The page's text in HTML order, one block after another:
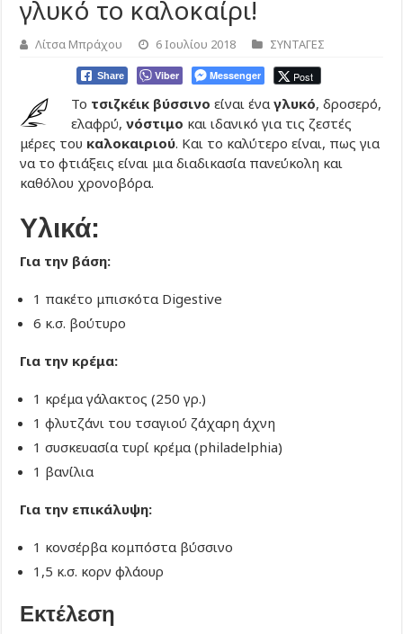
γλυκό το καλοκαίρι!
Λίτσα Μπράχου 6 Ιουλίου 2018 ΣΥΝΤΑΓΕΣ
Share Viber Messenger Post
Το τσιζκέικ βύσσινο είναι έναγλυκό, δροσερό,
ελαφρύ,νόστιμο και ιδανικό για τις ζεστές
μέρες του καλοκαιριού. Και το καλύτερο είναι, πως για
να το φτιάξεις είναι μια διαδικασία πανεύκολη και
καθόλου χρονοβόρα.
Υλικά:
Για την βάση:
1 πακέτο μπισκότα Digestive
6 κ.σ. βούτυρο
Για την κρέμα:
1 κρέμα γάλακτος (250 γρ.)
1 φλυτζάνι του τσαγιού ζάχαρη άχνη
1 συσκευασία τυρί κρέμα (philadelphia)
1 βανίλια
Για την επικάλυψη:
1 κονσέρβα κομπόστα βύσσινο
1,5 κ.σ. κορν φλάουρ
Εκτέλεση